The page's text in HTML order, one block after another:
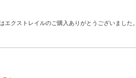
エクストレイルのご購入ありがとうございまし